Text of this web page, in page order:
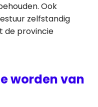
Ook
zelfstandig
de provincie
worden van